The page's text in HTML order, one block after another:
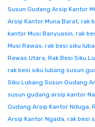
Susun Gudang Arsip Kantor
Arsip Kantor Muna Barat, rak
kantor Musi Banyuasin, rak
Musi Rawas, rak besi siku
Rawas Utara, Rak Besi Siku
rak besi siku lubang susun
Siku Lubang Susun Gudang
susun gudang arsip kantor
Gudang Arsip Kantor Nduga,
Arsip Kantor Ngada, rak besi